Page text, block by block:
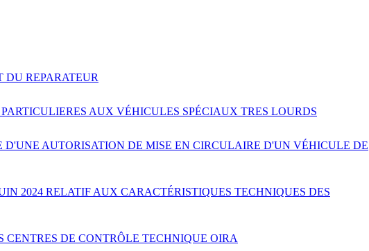
DU REPARATEUR
AUX VÉHICULES SPÉCIAUX TRES LOURDS
AUTORISATION DE MISE EN CIRCULAIRE D'UN VÉHICULE DE
2024 RELATIF AUX CARACTÉRISTIQUES TECHNIQUES DES
DE CONTRÔLE TECHNIQUE OIRA